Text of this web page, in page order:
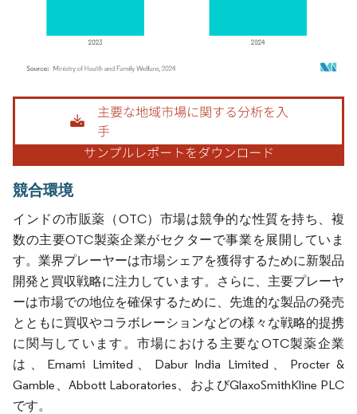
画像 © Mordor Intelligence。再利用にはCC BY 4.0の表示が必要です。
競合環境
インドの市販薬（OTC）市場は競争的な性質を持ち、複
数の主要OTC製薬企業がセクターで事業を展開していま
す。業界プレーヤーは市場シェアを獲得するために新製品
開発と買収戦略に注力しています。さらに、主要プレーヤ
ーは市場での地位を確保するために、先進的な製品の発売
とともに買収やコラボレーションなどの様々な戦略的提携
に関与しています。市場における主要なOTC製薬企業
は、Emami Limited、Dabur India Limited、Procter &
Gamble、Abbott Laboratories、およびGlaxoSmithKline PLC
です。